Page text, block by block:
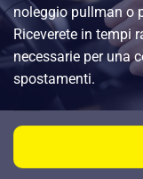
noleggio pullman o
Riceverete in tempi
necessarie per una
spostamenti.